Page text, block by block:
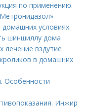
по применению.
условиях.
шиншиллу дома
лечение вздутие
в домашних
Особенности
Инжир